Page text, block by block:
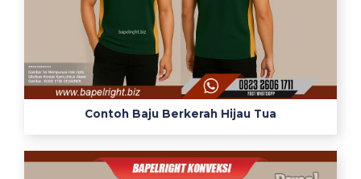
Contoh Baju Berkerah Hijau Tua